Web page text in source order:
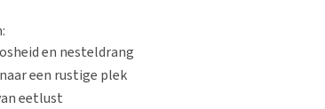
en nesteldrang
een rustige plek
eetlust